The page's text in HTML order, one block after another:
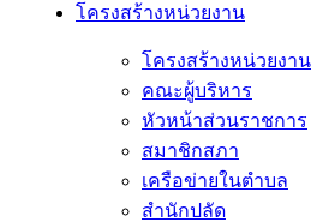
โครงสร้างหน่วยงาน
โครงสร้างหน่วยงาน
คณะผู้บริหาร
หัวหน้าส่วนราชการ
สมาชิกสภา
เครือข่ายในตำบล
สำนักปลัด